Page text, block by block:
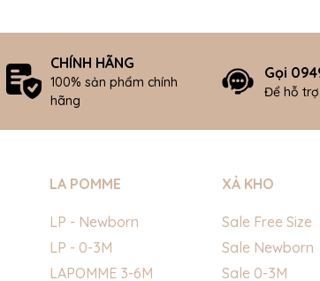
CHÍNH HÃNG
100% sản phẩm chính
hãng
Gọi
Để hỗ
LA POMME
LP - Newborn
LP - 0-3M
LAPOMME 3-6M
XẢ KHO
Sale Free Size
Sale Newborn
Sale 0-3M